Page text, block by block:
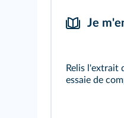
Je
Relis l'extrait
essaie de